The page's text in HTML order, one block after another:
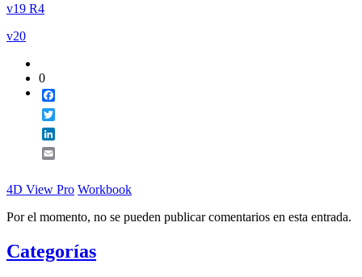
v19 R4
v20
0
4D View Pro Workbook
Por el momento, no se pueden publicar comentarios en esta entrada.
Categorías